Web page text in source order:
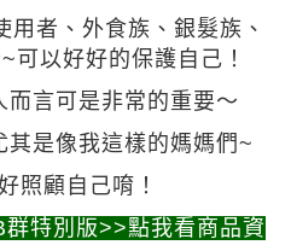
者、外食族、銀髮族、
可以好好的保護自己！
而言可是非常的重要～
是像我這樣的媽媽們~
照顧自己唷！
群特別版>>點我看商品資